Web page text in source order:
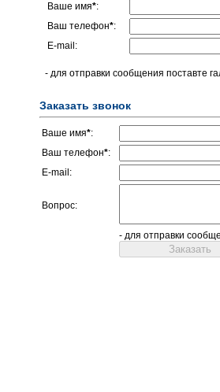
Ваше имя*:
Ваш телефон*:
E-mail:
- для отправки сообщения поставте
Заказать звонок
Ваше имя*:
Ваш телефон*:
E-mail:
Вопрос:
- для отправки